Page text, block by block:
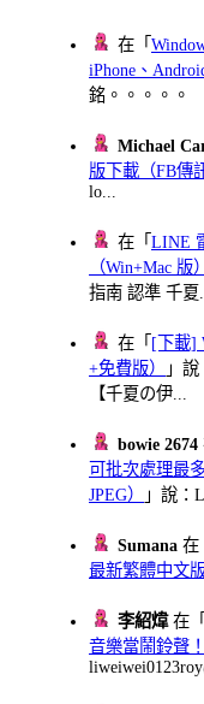
在「
iPhone、
銘。。。。。
Michael
版下載（FB傳
lo...
在「LINE
（Win+Mac 版）
指南 認準 千夏...
在「 [下載]
+免費版）
」
【千夏の伊...
bowie 2674
可批次處理最
JPEG）
」說：
Sumana 在
最新繁體中文
李紹煒在「
音樂當鬧鈴聲